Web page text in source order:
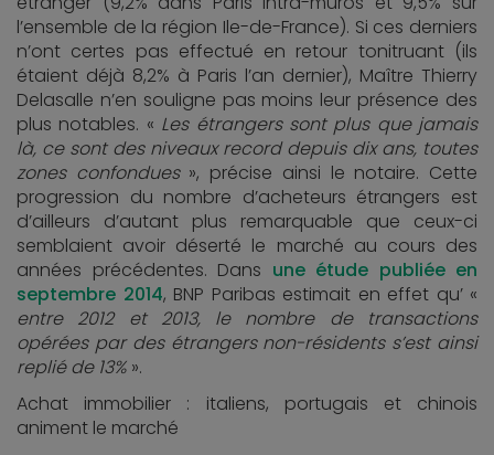
l’ensemble de la région Ile-de-France). Si ces derniers
n’ont certes pas effectué en retour tonitruant (ils
étaient déjà 8,2% à Paris l’an dernier), Maître Thierry
Delasalle n’en souligne pas moins leur présence des
plus notables. « Les étrangers sont plus que jamais
là, ce sont des niveaux record depuis dix ans, toutes
zones confondues», précise ainsi le notaire. Cette
progression du nombre d’acheteurs étrangers est
d’ailleurs d’autant plus remarquable que ceux-ci
semblaient avoir déserté le marché au cours des
années précédentes. Dans une étude publiée en
septembre 2014, BNP Paribas estimait en effet qu’ «
entre 2012 et 2013, le nombre de transactions
opérées par des étrangers non-résidents s’est ainsi
replié de 13% ».
Achat immobilier : italiens, portugais et chinois
animent le marché